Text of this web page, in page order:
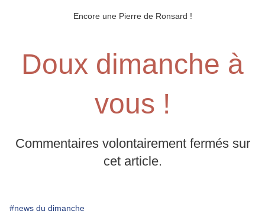
Encore une Pierre de Ronsard !
Doux dimanche à
vous !
Commentaires volontairement fermés sur
cet article.
#news du dimanche